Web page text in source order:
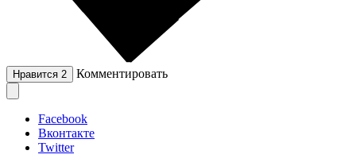
Нравится 2 Комментировать
Facebook
Вконтакте
Twitter